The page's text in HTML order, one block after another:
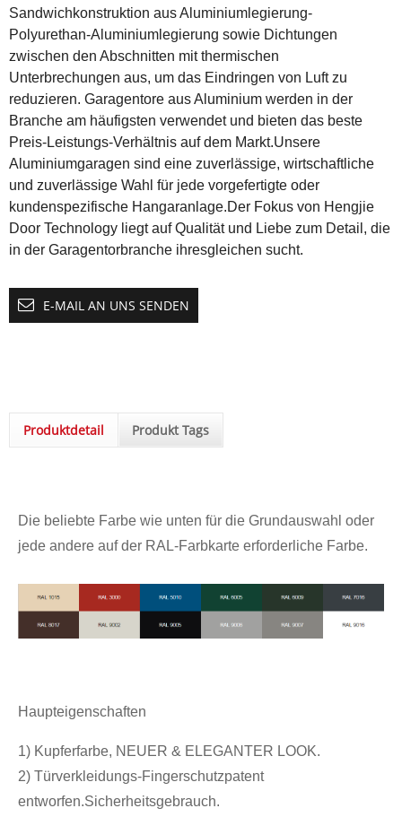
Sandwichkonstruktion aus Aluminiumlegierung-
Polyurethan-Aluminiumlegierung sowie Dichtungen
zwischen den Abschnitten mit thermischen
Unterbrechungen aus, um das Eindringen von Luft zu
reduzieren. Garagentore aus Aluminium werden in der
Branche am häufigsten verwendet und bieten das beste
Preis-Leistungs-Verhältnis auf dem Markt.Unsere
Aluminiumgaragen sind eine zuverlässige, wirtschaftliche
und zuverlässige Wahl für jede vorgefertigte oder
kundenspezifische Hangaranlage.Der Fokus von Hengjie
Door Technology liegt auf Qualität und Liebe zum Detail, die
in der Garagentorbranche ihresgleichen sucht.
E-MAIL AN UNS SENDEN
Produktdetail Produkt Tags
Die beliebte Farbe wie unten für die Grundauswahl oder
jede andere auf der RAL-Farbkarte erforderliche Farbe.
Haupteigenschaften
1) Kupferfarbe, NEUER & ELEGANTER LOOK.
2) Türverkleidungs-Fingerschutzpatent
entworfen.Sicherheitsgebrauch.